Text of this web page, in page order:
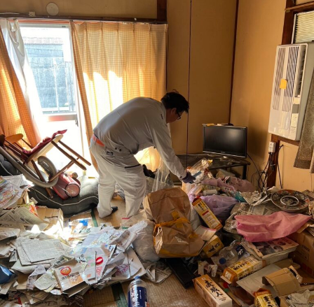
費
用
の
目
安
と
流
れ
を
わ
か
り
や
す
く
葬
・
終
活
サ
ポ
ー
ト
s
u
o
s
a
i
_
a
d
m
i
n
安
と
流
れ
を
わ
か
り
や
す
く
ご
案
内
。
安
心
し